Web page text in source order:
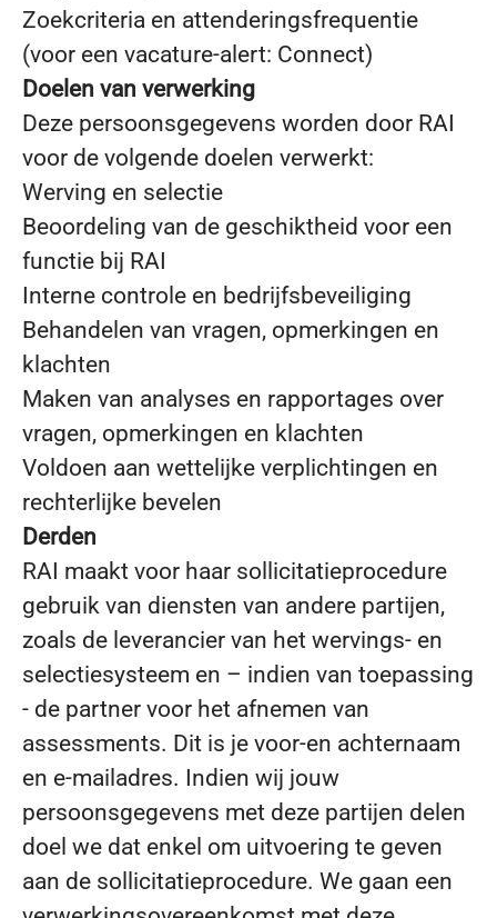
Zoekcriteria en attenderingsfrequentie
(voor een vacature-alert: Connect)
Doelen van verwerking
Deze persoonsgegevens worden door RAI
voor de volgende doelen verwerkt:
Werving en selectie
Beoordeling van de geschiktheid voor een
functie bij RAI
Interne controle en bedrijfsbeveiliging
Behandelen van vragen, opmerkingen en
klachten
Maken van analyses en rapportages over
vragen, opmerkingen en klachten
Voldoen aan wettelijke verplichtingen en
rechterlijke bevelen
Derden
RAI maakt voor haar sollicitatieprocedure
gebruik van diensten van andere partijen,
zoals de leverancier van het wervings- en
selectiesysteem en – indien van toepassing
- de partner voor het afnemen van
assessments. Dit is je voor-en achternaam
en e-mailadres. Indien wij jouw
persoonsgegevens met deze partijen delen
doel we dat enkel om uitvoering te geven
aan de sollicitatieprocedure. We gaan een